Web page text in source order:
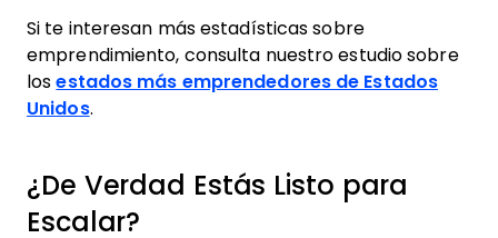
Si te interesan más estadísticas sobre
emprendimiento, consulta nuestro estudio sobre
losestados más emprendedores de Estados
Unidos.
¿De Verdad Estás Listo para
Escalar?